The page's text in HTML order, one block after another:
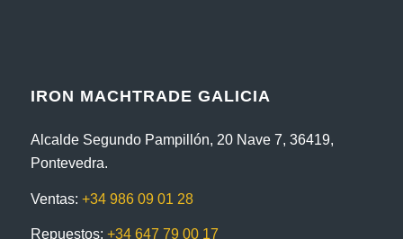
IRON MACHTRADE GALICIA
Alcalde Segundo Pampillón, 20 Nave 7, 36419,
Pontevedra.
Ventas: +34 986 09 01 28
Repuestos: +34 647 79 00 17